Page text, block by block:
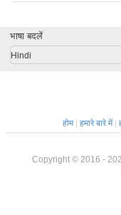
भाषा बदलें
Hindi
होम| हमारे बारे में|
Copyright © 2016 -